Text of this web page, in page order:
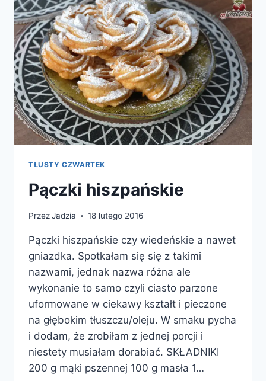
TŁUSTY CZWARTEK
Pączki hiszpańskie
PrzezJadzia 18 lutego 2016
Pączki hiszpańskie czy wiedeńskie a nawet
gniazdka. Spotkałam się się z takimi
nazwami, jednak nazwa różna ale
wykonanie to samo czyli ciasto parzone
uformowane w ciekawy kształt i pieczone
na głębokim tłuszczu/oleju. W smaku pycha
i dodam, że zrobiłam z jednej porcji i
niestety musiałam dorabiać. SKŁADNIKI
200 g mąki pszennej 100 g masła 1…